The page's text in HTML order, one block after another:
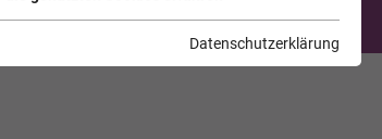
Datenschutzerklärung